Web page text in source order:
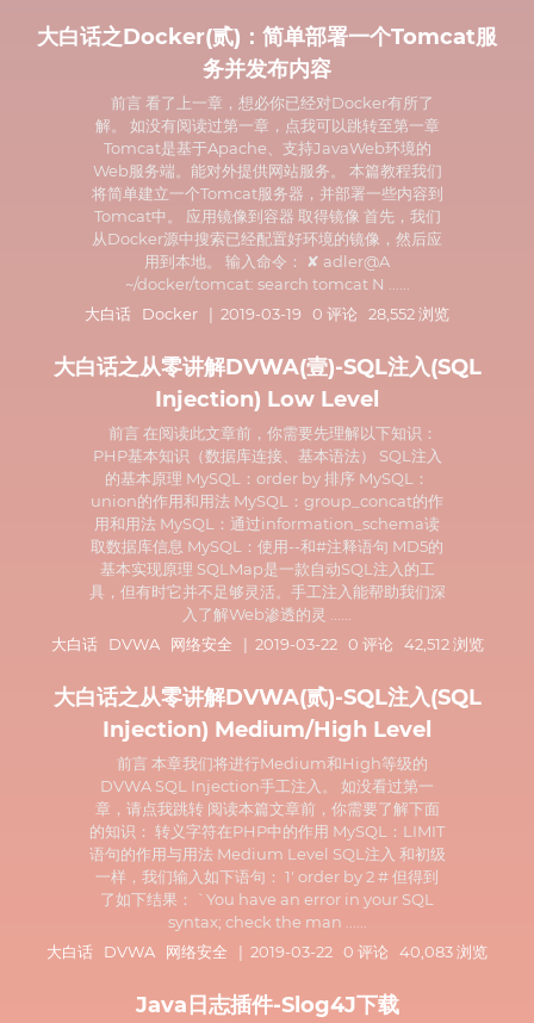
大白话之Docker(贰)：简单部署一个Tomcat服
务并发布内容
前言 看了上一章，想必你已经对Docker有所了
解。 如没有阅读过第一章，点我可以跳转至第一章
Tomcat是基于Apache、支持JavaWeb环境的
Web服务端。能对外提供网站服务。 本篇教程我们
将简单建立一个Tomcat服务器，并部署一些内容到
Tomcat中。 应用镜像到容器 取得镜像 首先，我们
从Docker源中搜索已经配置好环境的镜像，然后应
用到本地。 输入命令： ✘ adler@A
~/docker/tomcat: search tomcat N ......
大白话
Docker | 2019-03-19 0 评论 28,552 浏览
大白话之从零讲解DVWA(壹)-SQL注入(SQL
Injection) Low Level
前言 在阅读此文章前，你需要先理解以下知识：
PHP基本知识（数据库连接、基本语法） SQL注入
的基本原理 MySQL：order by 排序 MySQL：
union的作用和用法 MySQL：group_concat的作
用和用法 MySQL：通过information_schema读
取数据库信息 MySQL：使用--和#注释语句 MD5的
基本实现原理 SQLMap是一款自动SQL注入的工
具，但有时它并不足够灵活。手工注入能帮助我们深
入了解Web渗透的灵 ......
大白话
DVWA 网络安全 | 2019-03-22 0 评论 42,512 浏览
大白话之从零讲解DVWA(贰)-SQL注入(SQL
Injection) Medium/High Level
前言 本章我们将进行Medium和High等级的
DVWA SQL Injection手工注入。 如没看过第一
章，请点我跳转 阅读本篇文章前，你需要了解下面
的知识： 转义字符在PHP中的作用 MySQL：LIMIT
语句的作用与用法 Medium Level SQL注入 和初级
一样，我们输入如下语句： 1' order by 2 # 但得到
了如下结果： `You have an error in your SQL
syntax; check the man ......
大白话
DVWA 网络安全 | 2019-03-22 0 评论 40,083 浏览
Java日志插件-Slog4J下载